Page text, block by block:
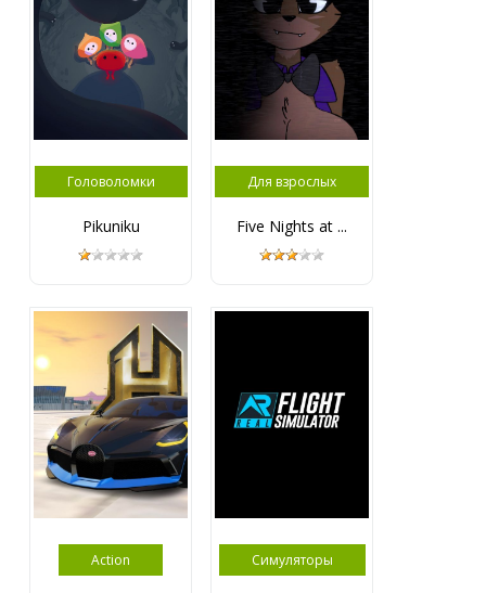
Головоломки
Pikuniku
Для взрослых
Five Nights at ...
Action Симуляторы